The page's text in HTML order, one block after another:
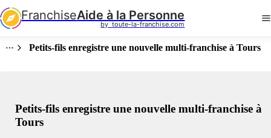
FranchiseAide à la Personne
by  toute-la-franchise.com
Petits-fils enregistre une nouvelle multi-franchise à Tours
Petits-fils enregistre une nouvelle multi-franchise à
Tours